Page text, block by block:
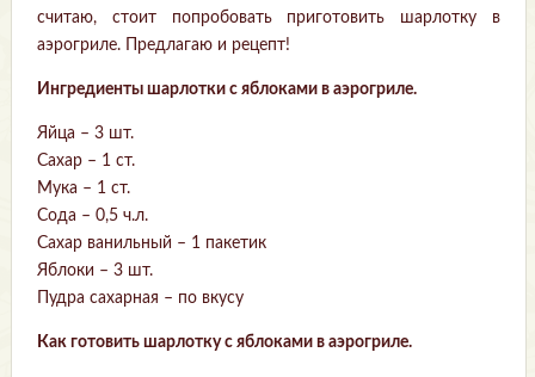
считаю, стоит попробовать приготовить шарлотку в
аэрогриле. Предлагаю и рецепт!
Ингредиенты шарлотки с яблоками в аэрогриле.
Яйца – 3 шт.
Сахар – 1 ст.
Мука – 1 ст.
Сода – 0,5 ч.л.
Сахар ванильный – 1 пакетик
Яблоки – 3 шт.
Пудра сахарная – по вкусу
Как готовить шарлотку с яблоками в аэрогриле.